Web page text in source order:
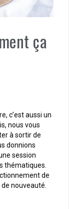
ça
c’est aussi un
nous vous
à sortir de
donnions
session
thématiques.
de
nouveauté.